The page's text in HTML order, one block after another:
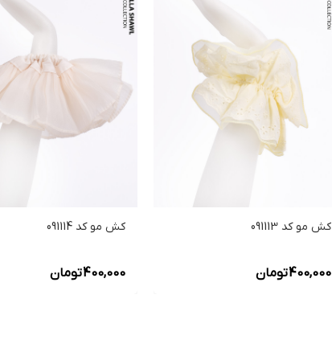
کش مو کد 091113
400,000تومان
کش مو کد 091114
400,000تومان